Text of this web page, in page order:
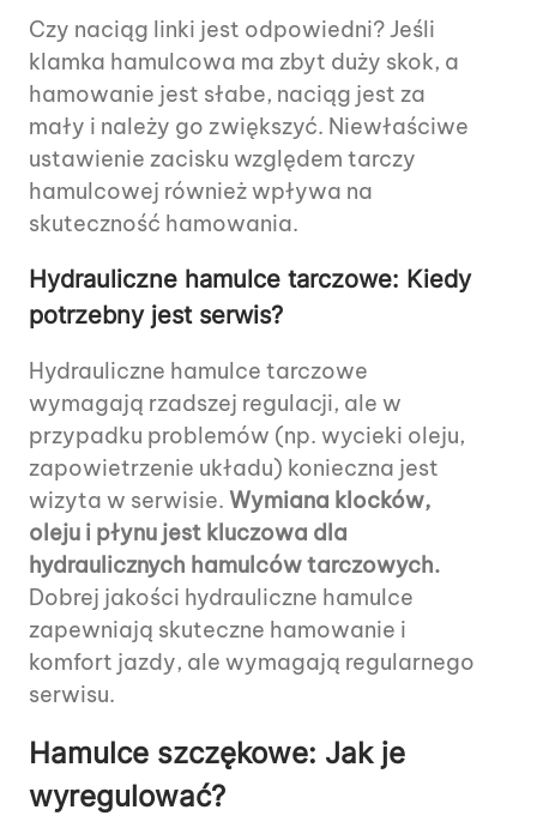
Czy naciąg linki jest odpowiedni? Jeśli
klamka hamulcowa ma zbyt duży skok, a
hamowanie jest słabe, naciąg jest za
mały i należy go zwiększyć. Niewłaściwe
ustawienie zacisku względem tarczy
hamulcowej również wpływa na
skuteczność hamowania.
Hydrauliczne hamulce tarczowe: Kiedy
potrzebny jest serwis?
Hydrauliczne hamulce tarczowe
wymagają rzadszej regulacji, ale w
przypadku problemów (np. wycieki oleju,
zapowietrzenie układu) konieczna jest
wizyta w serwisie. Wymiana klocków,
oleju i płynu jest kluczowa dla
hydraulicznych hamulców tarczowych.
Dobrej jakości hydrauliczne hamulce
zapewniają skuteczne hamowanie i
komfort jazdy, ale wymagają regularnego
serwisu.
Hamulce szczękowe: Jak je
wyregulować?